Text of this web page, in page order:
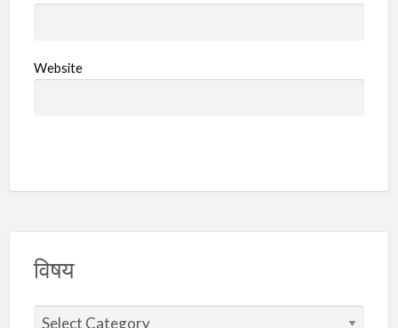
Website
विषय